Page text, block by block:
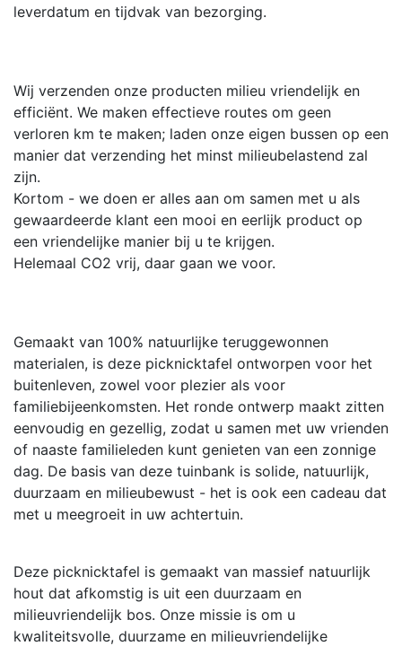
leverdatum en tijdvak van bezorging.
Wij verzenden onze producten milieu vriendelijk en
efficiënt. We maken effectieve routes om geen
verloren km te maken; laden onze eigen bussen op een
manier dat verzending het minst milieubelastend zal
zijn.
Kortom - we doen er alles aan om samen met u als
gewaardeerde klant een mooi en eerlijk product op
een vriendelijke manier bij u te krijgen.
Helemaal CO2 vrij, daar gaan we voor.
Gemaakt van 100% natuurlijke teruggewonnen
materialen, is deze picknicktafel ontworpen voor het
buitenleven, zowel voor plezier als voor
familiebijeenkomsten. Het ronde ontwerp maakt zitten
eenvoudig en gezellig, zodat u samen met uw vrienden
of naaste familieleden kunt genieten van een zonnige
dag. De basis van deze tuinbank is solide, natuurlijk,
duurzaam en milieubewust - het is ook een cadeau dat
met u meegroeit in uw achtertuin.
Deze picknicktafel is gemaakt van massief natuurlijk
hout dat afkomstig is uit een duurzaam en
milieuvriendelijk bos. Onze missie is om u
kwaliteitsvolle, duurzame en milieuvriendelijke